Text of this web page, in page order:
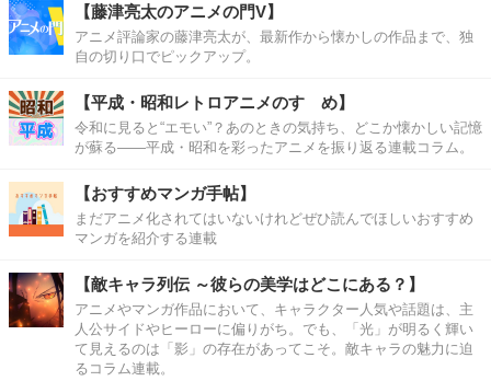
【藤津亮太のアニメの門V】
アニメ評論家の藤津亮太が、最新作から懐かしの作品まで、独
自の切り口でピックアップ。
【平成・昭和レトロアニメのすゝめ】
令和に見ると“エモい”？あのときの気持ち、どこか懐かしい記憶
が蘇る――平成・昭和を彩ったアニメを振り返る連載コラム。
【おすすめマンガ手帖】
まだアニメ化されてはいないけれどぜひ読んでほしいおすすめ
マンガを紹介する連載
【敵キャラ列伝 ～彼らの美学はどこにある？】
アニメやマンガ作品において、キャラクター人気や話題は、主
人公サイドやヒーローに偏りがち。でも、「光」が明るく輝い
て見えるのは「影」の存在があってこそ。敵キャラの魅力に迫
るコラム連載。